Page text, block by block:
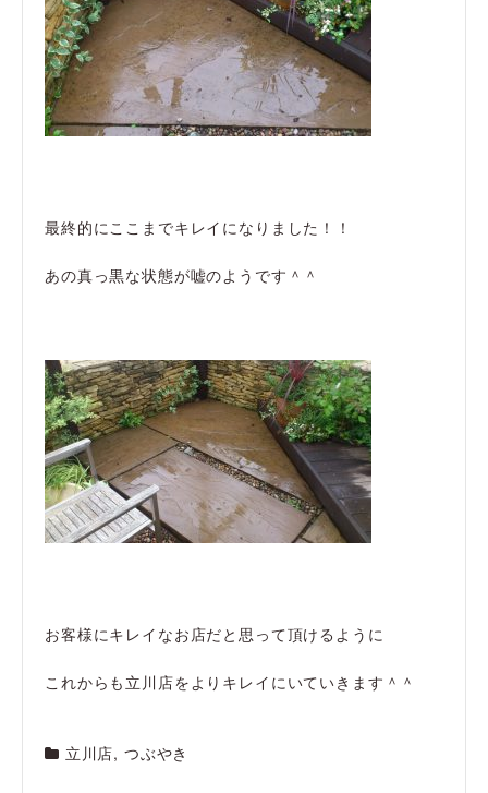
最終的にここまでキレイになりました！！
あの真っ黒な状態が嘘のようです＾＾
お客様にキレイなお店だと思って頂けるように
これからも立川店をよりキレイにいていきます＾＾
立川店, つぶやき